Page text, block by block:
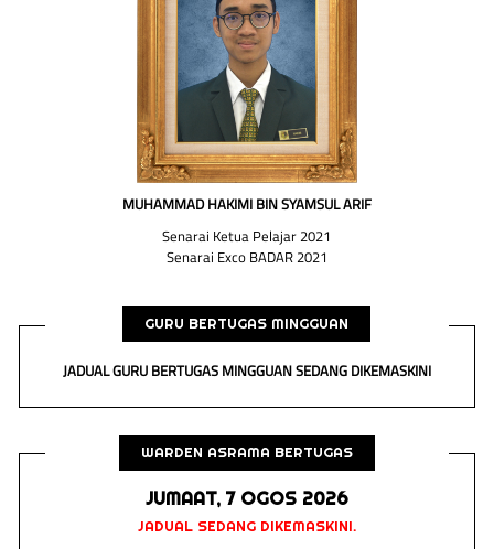
MUHAMMAD HAKIMI BIN SYAMSUL ARIF
Senarai Ketua Pelajar 2021
Senarai Exco BADAR 2021
GURU BERTUGAS MINGGUAN
JADUAL GURU BERTUGAS MINGGUAN SEDANG DIKEMASKINI
WARDEN ASRAMA BERTUGAS
JUMAAT, 7 OGOS 2026
JADUAL SEDANG DIKEMASKINI.